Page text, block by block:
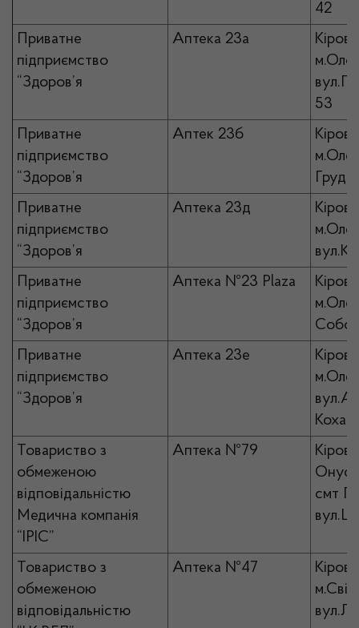
42
Приватне
підприємство
“Здоров’я
Аптека 23а
53
Приватне
підприємство
“Здоров’я
Аптек 23б
Приватне
підприємство
“Здоров’я
Аптека 23д
Приватне
підприємство
“Здоров’я
Аптека №23 Plaza
Приватне
підприємство
“Здоров’я
Аптека 23е
Товариство з
обмеженою
відповідальністю
Медична компанія
“ІРІС”
Аптека №79
смт
Товариство з
обмеженою
відповідальністю
Аптека №47